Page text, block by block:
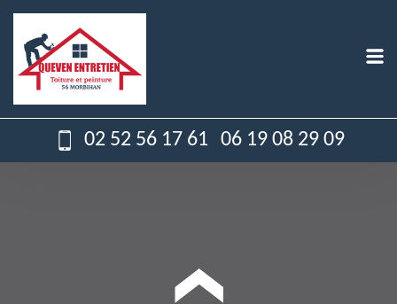
02 52 56 17 61 06 19 08 29 09